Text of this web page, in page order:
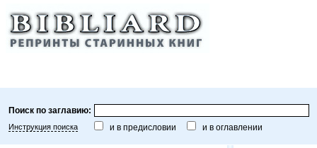
Поиск по заглавию:
Инструкция поиска и в предисловии и в оглавлении